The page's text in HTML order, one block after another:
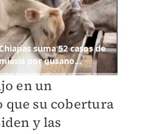
en un
que su cobertura
y las